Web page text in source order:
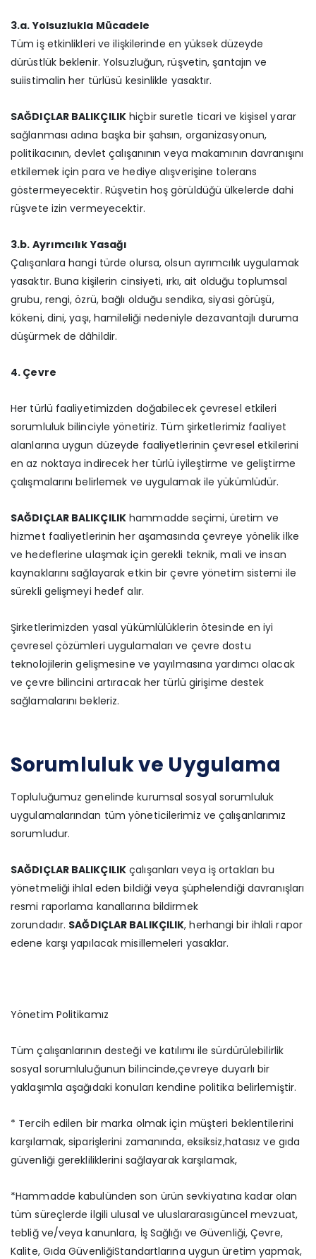
3.a. Yolsuzlukla Mücadele
Tüm iş etkinlikleri ve ilişkilerinde en yüksek düzeyde
dürüstlük beklenir. Yolsuzluğun, rüşvetin, şantajın ve
suiistimalin her türlüsü kesinlikle yasaktır.
SAĞDIÇLAR BALIKÇILIK hiçbir suretle ticari ve kişisel yarar
sağlanması adına başka bir şahsın, organizasyonun,
politikacının, devlet çalışanının veya makamının davranışını
etkilemek için para ve hediye alışverişine tolerans
göstermeyecektir. Rüşvetin hoş görüldüğü ülkelerde dahi
rüşvete izin vermeyecektir.
3.b. Ayrımcılık Yasağı
Çalışanlara hangi türde olursa, olsun ayrımcılık uygulamak
yasaktır. Buna kişilerin cinsiyeti, ırkı, ait olduğu toplumsal
grubu, rengi, özrü, bağlı olduğu sendika, siyasi görüşü,
kökeni, dini, yaşı, hamileliği nedeniyle dezavantajlı duruma
düşürmek de dâhildir.
4. Çevre
Her türlü faaliyetimizden doğabilecek çevresel etkileri
sorumluluk bilinciyle yönetiriz. Tüm şirketlerimiz faaliyet
alanlarına uygun düzeyde faaliyetlerinin çevresel etkilerini
en az noktaya indirecek her türlü iyileştirme ve geliştirme
çalışmalarını belirlemek ve uygulamak ile yükümlüdür.
SAĞDIÇLAR BALIKÇILIK hammadde seçimi, üretim ve
hizmet faaliyetlerinin her aşamasında çevreye yönelik ilke
ve hedeflerine ulaşmak için gerekli teknik, mali ve insan
kaynaklarını sağlayarak etkin bir çevre yönetim sistemi ile
sürekli gelişmeyi hedef alır.
Şirketlerimizden yasal yükümlülüklerin ötesinde en iyi
çevresel çözümleri uygulamaları ve çevre dostu
teknolojilerin gelişmesine ve yayılmasına yardımcı olacak
ve çevre bilincini artıracak her türlü girişime destek
sağlamalarını bekleriz.
Sorumluluk ve Uygulama
Topluluğumuz genelinde kurumsal sosyal sorumluluk
uygulamalarından tüm yöneticilerimiz ve çalışanlarımız
sorumludur.
SAĞDIÇLAR BALIKÇILIK çalışanları veya iş ortakları bu
yönetmeliği ihlal eden bildiği veya şüphelendiği davranışları
resmi raporlama kanallarına bildirmek
zorundadır. SAĞDIÇLAR BALIKÇILIK, herhangi bir ihlali rapor
edene karşı yapılacak misillemeleri yasaklar.
Yönetim Politikamız
Tüm çalışanlarının desteği ve katılımı ile sürdürülebilirlik
sosyal sorumluluğunun bilincinde,çevreye duyarlı bir
yaklaşımla aşağıdaki konuları kendine politika belirlemiştir.
* Tercih edilen bir marka olmak için müşteri beklentilerini
karşılamak, siparişlerini zamanında, eksiksiz,hatasız ve gıda
güvenliği gerekliliklerini sağlayarak karşılamak,
*Hammadde kabulünden son ürün sevkiyatına kadar olan
tüm süreçlerde ilgili ulusal ve uluslararasıgüncel mevzuat,
tebliğ ve/veya kanunlara, İş Sağlığı ve Güvenliği, Çevre,
Kalite, Gıda GüvenliğiStandartlarına uygun üretim yapmak,